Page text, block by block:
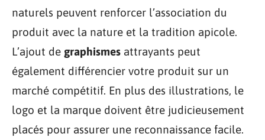
naturels peuvent renforcer l’association du
produit avec la nature et la tradition apicole.
L’ajout de graphismes attrayants peut
également différencier votre produit sur un
marché compétitif. En plus des illustrations, le
logo et la marque doivent être judicieusement
placés pour assurer une reconnaissance facile.